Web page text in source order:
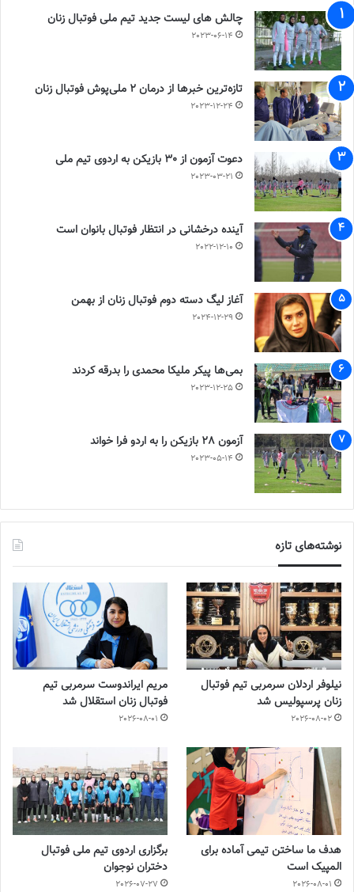
چالش هاى ليست جدید تيم ملى فوتبال زنان
2023-06-14
تازه‌ترین خبرها از درمان ۲ ملی‌پوش فوتبال زنان
2023-12-24
دعوت آزمون از 30 بازیکن به اردوی تیم ملی
2023-03-21
آینده درخشانی در انتظار فوتبال بانوان است
2022-12-10
آغاز لیگ دسته دوم فوتبال زنان از بهمن
2024-12-29
بمی‌ها پیکر ملیکا محمدی را بدرقه کردند
2023-12-25
آزمون 28 بازیکن را به اردو فرا خواند
2023-05-14
نوشته‌های تازه
نیلوفر اردلان سرمربی تیم فوتبال
زنان پرسپولیس شد
2026-08-02
مریم ایراندوست سرمربی تیم
فوتبال زنان استقلال شد
2026-08-01
هدف ما ساختن تیمی آماده برای
المپیک است
2026-08-01
برگزاری اردوی تیم ملی فوتبال
دختران نوجوان
2026-07-27